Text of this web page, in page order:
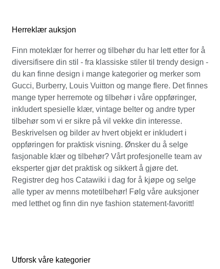
Herreklær auksjon
Finn moteklær for herrer og tilbehør du har lett etter for å
diversifisere din stil - fra klassiske stiler til trendy design -
du kan finne design i mange kategorier og merker som
Gucci, Burberry, Louis Vuitton og mange flere. Det finnes
mange typer herremote og tilbehør i våre oppføringer,
inkludert spesielle klær, vintage belter og andre typer
tilbehør som vi er sikre på vil vekke din interesse.
Beskrivelsen og bilder av hvert objekt er inkludert i
oppføringen for praktisk visning. Ønsker du å selge
fasjonable klær og tilbehør? Vårt profesjonelle team av
eksperter gjør det praktisk og sikkert å gjøre det.
Registrer deg hos Catawiki i dag for å kjøpe og selge
alle typer av menns motetilbehør! Følg våre auksjoner
med letthet og finn din nye fashion statement-favoritt!
Utforsk våre kategorier